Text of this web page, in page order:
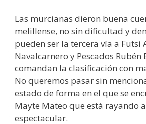
Las murcianas dieron buena
melillense, no sin dificultad y
pueden ser la tercera vía a Futsi
Navalcarnero y Pescados Rubén
comandan la clasificación con
No queremos pasar sin
estado de forma en el que se
Mayte Mateo que está rayando
espectacular.